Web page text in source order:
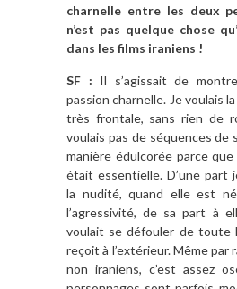
charnelle entre les deux
n’est pas quelque chose
dans les films iraniens !
SF : Il s’agissait de
passion charnelle. Je voulais
très frontale, sans rien de
voulais pas de séquences de
manière édulcorée parce
était essentielle. D’une part
la nudité, quand elle est
l’agressivité, de sa part à
voulait se défouler de toute
reçoit à l’extérieur. Même par
non iraniens, c’est assez